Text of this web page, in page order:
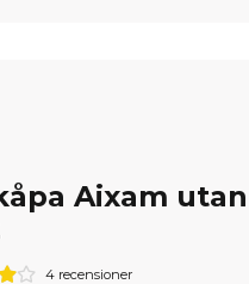
Aixam
4 recensioner